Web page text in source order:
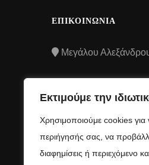
Εκτιμούμε την
Χρησιμοποιούμε cookies για
περιήγησής σας, να
διαφημίσεις ή περιεχόμενο
ΕΠΙΚΟΙΝΩΝΙΑ
Μεγάλου
info@anelloshop.gr